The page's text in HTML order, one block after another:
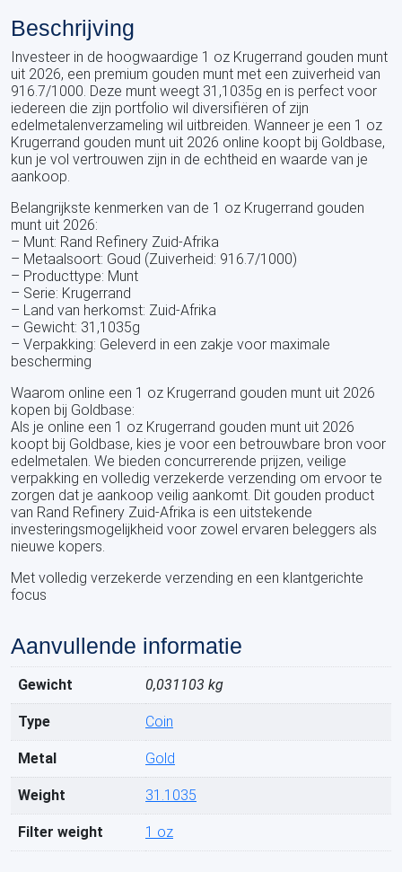
Beschrijving
Investeer in de hoogwaardige 1 oz Krugerrand gouden munt
uit 2026, een premium gouden munt met een zuiverheid van
916.7/1000. Deze munt weegt 31,1035g en is perfect voor
iedereen die zijn portfolio wil diversifiëren of zijn
edelmetalenverzameling wil uitbreiden. Wanneer je een 1 oz
Krugerrand gouden munt uit 2026 online koopt bij Goldbase,
kun je vol vertrouwen zijn in de echtheid en waarde van je
aankoop.
Belangrijkste kenmerken van de 1 oz Krugerrand gouden
munt uit 2026:
– Munt: Rand Refinery Zuid-Afrika
– Metaalsoort: Goud (Zuiverheid: 916.7/1000)
– Producttype: Munt
– Serie: Krugerrand
– Land van herkomst: Zuid-Afrika
– Gewicht: 31,1035g
– Verpakking: Geleverd in een zakje voor maximale
bescherming
Waarom online een 1 oz Krugerrand gouden munt uit 2026
kopen bij Goldbase:
Als je online een 1 oz Krugerrand gouden munt uit 2026
koopt bij Goldbase, kies je voor een betrouwbare bron voor
edelmetalen. We bieden concurrerende prijzen, veilige
verpakking en volledig verzekerde verzending om ervoor te
zorgen dat je aankoop veilig aankomt. Dit gouden product
van Rand Refinery Zuid-Afrika is een uitstekende
investeringsmogelijkheid voor zowel ervaren beleggers als
nieuwe kopers.
Met volledig verzekerde verzending en een klantgerichte
focus
Aanvullende informatie
Gewicht 0,031103 kg
Type Coin
Metal Gold
Weight 31.1035
Filter weight 1 oz